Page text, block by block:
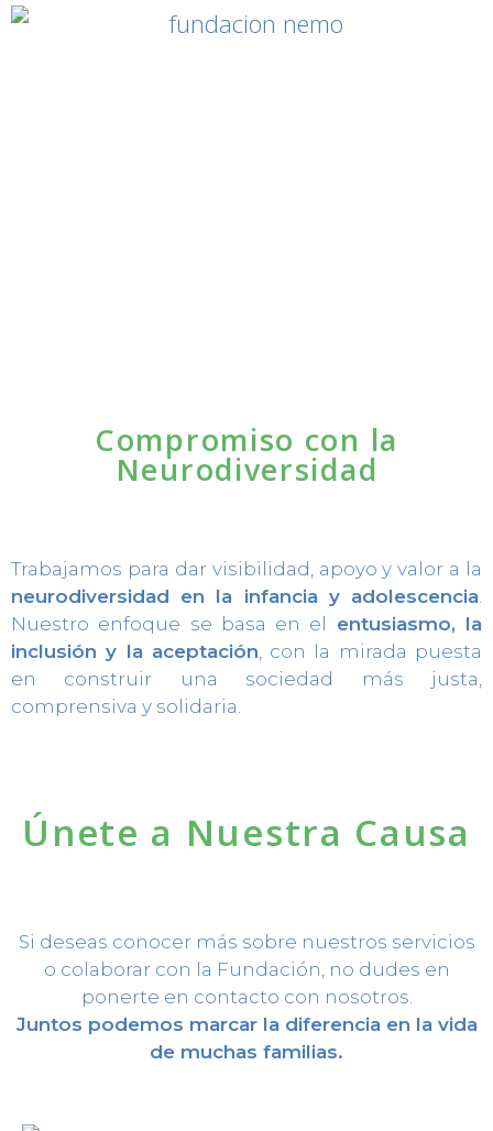
Compromiso con la
Neurodiversidad
Trabajamos para dar visibilidad, apoyo y valor a la
neurodiversidad en la infancia y adolescencia
Nuestro enfoque se basa en el entusiasmo, la
inclusión y la aceptación , con la mirada puesta
en construir una sociedad más justa,
comprensiva y solidaria.
Únete a Nuestra Causa
Si deseas conocer más sobre nuestros servicios
o colaborar con la Fundación, no dudes en
ponerte en contacto con nosotros.
Juntos podemos marcar la diferencia en la vida
de muchas familias.